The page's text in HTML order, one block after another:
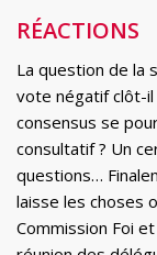
RÉACTIONS
La question de la
vote négatif clôt-il
consensus se
consultatif ? Un
questions…
laisse les choses
Commission Foi